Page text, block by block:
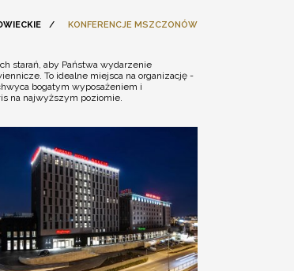
/ KONFERENCJE MSZCZONÓW
starań, aby Państwa wydarzenie
To idealne miejsca na organizację -
bogatym wyposażeniem i
na najwyższym poziomie.